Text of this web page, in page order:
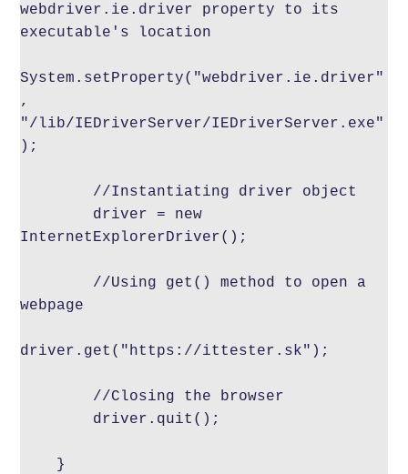
webdriver.ie.driver property to its
executable's location
System.setProperty("webdriver.ie.driver"
,
"/lib/IEDriverServer/IEDriverServer.exe"
);
InternetExplorerDriver();
webpage
driver.get("https://ittester.sk");